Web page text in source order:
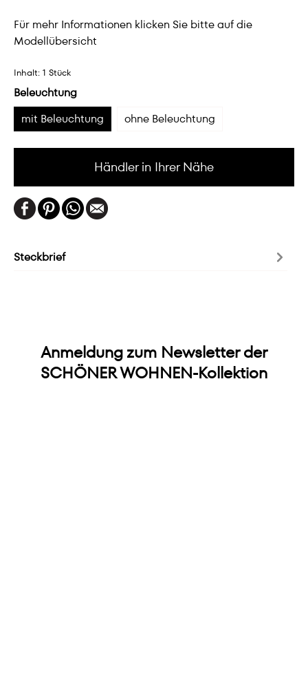
Für mehr Informationen klicken Sie bitte auf die
Modellübersicht
Inhalt: 1 Stück
Beleuchtung
mit Beleuchtung
ohne Beleuchtung
Händler in Ihrer Nähe
Steckbrief
Anmeldung zum Newsletter der
SCHÖNER WOHNEN-Kollektion